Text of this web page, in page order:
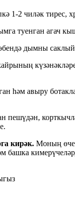
1-2 чиләк тирес,
туенган агач
дымны
һәм авыру
пешүдән,
кирәк. Моның